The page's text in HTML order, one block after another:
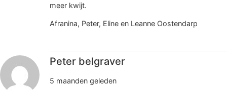
meer kwijt.
Afranina, Peter, Eline en Leanne Oostendarp
Peter belgraver
5 maanden geleden